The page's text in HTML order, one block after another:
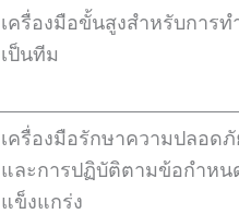
เครื่องมือขั้นสูงสำหรับการท
เป็นทีม
เครื่องมือรักษาความปลอดภั
และการปฏิบัติตามข้อกำหน
แข็งแกร่ง